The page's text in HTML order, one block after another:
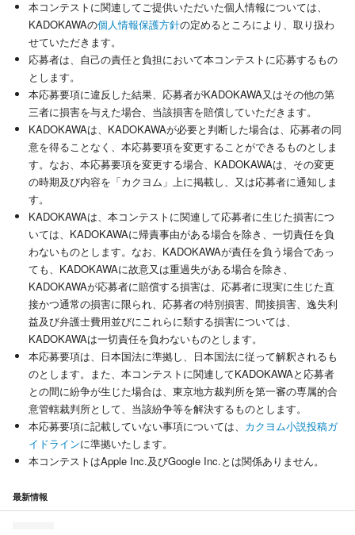
本コンテストに関連してご提供いただいた個人情報については、
KADOKAWAの個人情報保護方針の定めるところにより、取り扱わ
せていただきます。
応募者は、自己の責任と負担において本コンテストに応募するもの
とします。
本応募要項に違反した結果、応募者がKADOKAWA又はその他の第
三者に損害を与えた場合、当該損害を賠償していただきます。
KADOKAWAは、KADOKAWAが必要と判断した場合は、応募者の同
意を得ることなく、本応募要項を変更することができるものとしま
す。なお、本応募要項を変更する場合、KADOKAWAは、その変更
の時期及び内容を「カクヨム」上に掲載し、又は応募者に通知しま
す。
KADOKAWAは、本コンテストに関連して応募者に生じた損害につ
いては、KADOKAWAに帰責事由がある場合を除き、一切責任を負
わないものとします。なお、KADOKAWAが責任を負う場合であっ
ても、KADOKAWAに故意又は重過失がある場合を除き、
KADOKAWAが応募者に賠償する損害は、応募者に現実に生じた直
接かつ通常の損害に限られ、応募者の特別損害、間接損害、逸失利
益及び弁護士費用並びにこれらに類する損害については、
KADOKAWAは一切責任を負わないものとします。
本応募要項は、日本国法に準拠し、日本国法に従って解釈されるも
のとします。また、本コンテストに関連してKADOKAWAと応募者
との間に紛争が生じた場合は、東京地方裁判所を第一審の専属的合
意管轄裁判所として、当該紛争等を解決するものとします。
本応募要項に記載していない事項については、 カクヨム小説投稿ガ
イドラインに準拠いたします。
本コンテストはApple Inc.及びGoogle Inc.とは関係ありません。
最新情報